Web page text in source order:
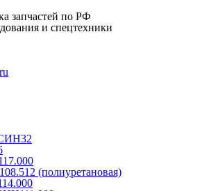
запчастей по РФ
и спецтехники
СИН32
(полиуретановая)